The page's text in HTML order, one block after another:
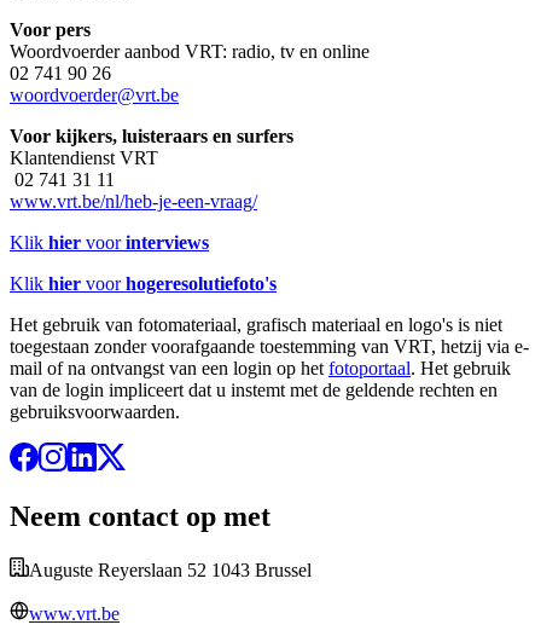
Voor pers
Woordvoerder aanbod VRT: radio, tv en online
02 741 90 26
woordvoerder@vrt.be
Voor kijkers, luisteraars en surfers
Klantendienst VRT
02 741 31 11
www.vrt.be/nl/heb-je-een-vraag/
Klik hier voorinterviews
Klik hier voorhogeresolutiefoto's
Het gebruik van fotomateriaal, grafisch materiaal en logo's is niet
toegestaan zonder voorafgaande toestemming van VRT, hetzij via e-
mail of na ontvangst van een login op het fotoportaal. Het gebruik
van de login impliceert dat u instemt met de geldende rechten en
gebruiksvoorwaarden.
Neem contact op met
Auguste Reyerslaan 52 1043 Brussel
www.vrt.be